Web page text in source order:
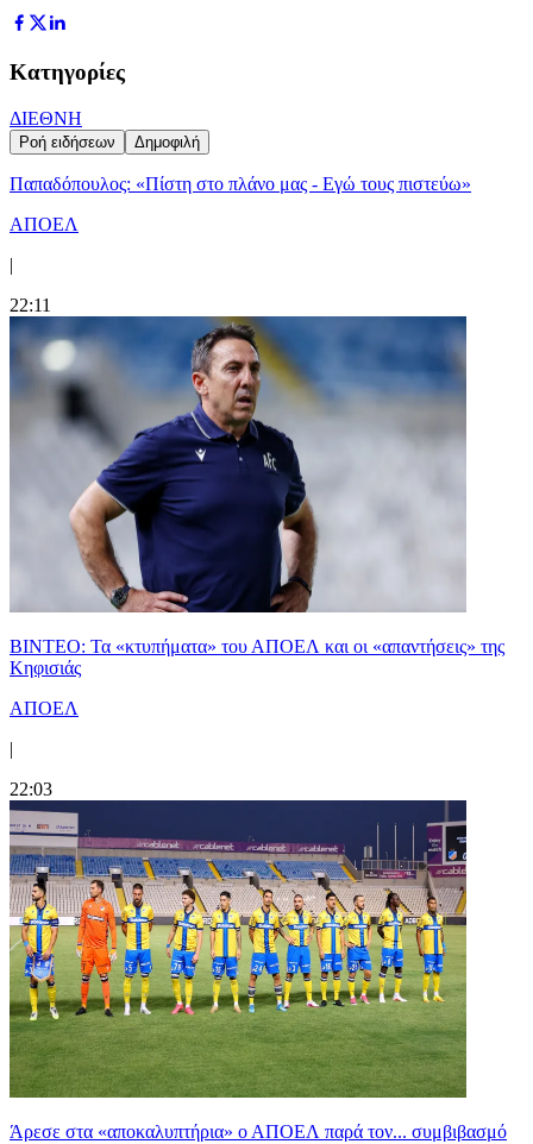
Κατηγορίες
ΔΙΕΘΝΗ
Ροή ειδήσεων Δημοφιλή
Παπαδόπουλος: «Πίστη στο πλάνο μας - Εγώ τους πιστεύω»
ΑΠΟΕΛ
|
22:11
ΒΙΝΤΕΟ: Τα «κτυπήματα» του ΑΠΟΕΛ και οι «απαντήσεις» της
Κηφισιάς
ΑΠΟΕΛ
|
22:03
Άρεσε στα «αποκαλυπτήρια» ο ΑΠΟΕΛ παρά τον... συμβιβασμό